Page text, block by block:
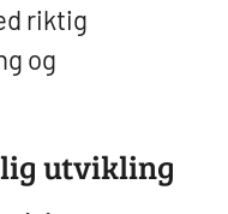
riktig
og
utvikling